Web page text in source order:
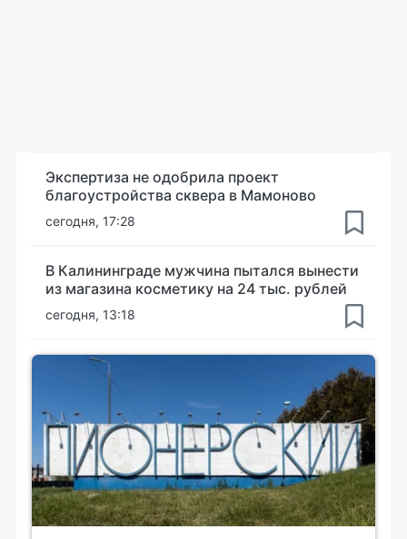
Экспертиза не одобрила проект
благоустройства сквера в Мамоново
сегодня, 17:28
В Калининграде мужчина пытался вынести
из магазина косметику на 24 тыс. рублей
сегодня, 13:18